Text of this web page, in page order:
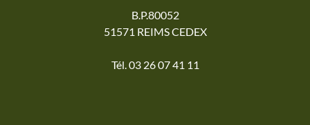
B.P.80052
51571 REIMS CEDEX
Tél. 03 26 07 41 11